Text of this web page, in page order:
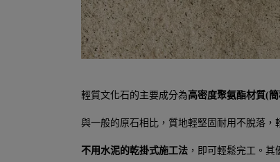
輕質文化石的主要成分為高密度聚氨酯材質(
與一般的原石相比，質地輕堅固耐用不脫落，
不用水泥的乾掛式施工法 ，即可輕鬆完工。其